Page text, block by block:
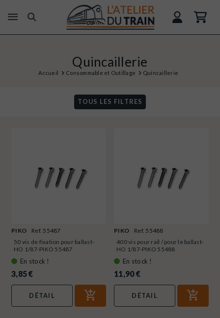
Quincaillerie
Accueil Consommable et Outillage Quincaillerie
TOUS LES FILTRES
PIKO
Ref. 55487
50 vis de fixation pour ballast-
HO 1/87-PIKO 55487
En stock !
3,85 €
DÉTAIL
PIKO
Ref. 55488
400 vis pour rail / pour le ballast-
HO 1/87-PIKO 55488
En stock !
11,90 €
DÉTAIL